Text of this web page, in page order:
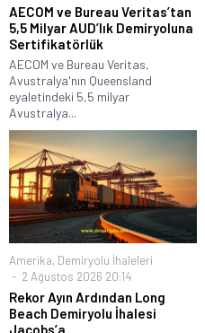
AECOM ve Bureau Veritas’tan
5,5 Milyar AUD’lık Demiryoluna
Sertifikatörlük
AECOM ve Bureau Veritas,
Avustralya'nın Queensland
eyaletindeki 5,5 milyar
Avustralya...
Amerika, Demiryolu İhaleleri
2 Ağustos 2026 20:14
Rekor Ayın Ardından Long
Beach Demiryolu İhalesi
Jacobs’a